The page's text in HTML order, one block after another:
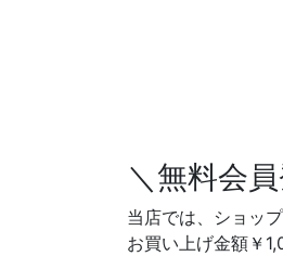
＼無料会
当店では、ショッ
お買い上げ金額￥